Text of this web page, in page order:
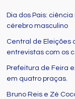
Dia dos Pais:
cérebro masculino
Central de Eleições
entrevistas com os
Prefeitura de Feira
em quatro praças.
Bruno Reis e Zé